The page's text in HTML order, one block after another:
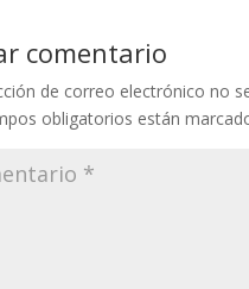
comentario
de correo electrónico no
obligatorios están